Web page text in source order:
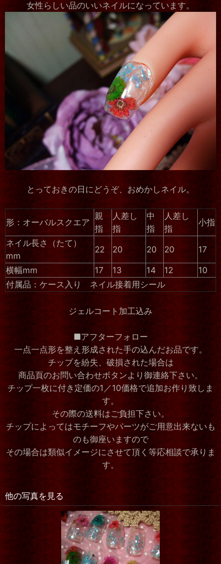
女性らしい品のいいネイルになっています。
とっておきの日にどうぞ、おめかしネイル。
形：オーバルスクエア
親
指
人差し
指
中
指
人差し
指
小指
ネイル長さ（たて）
mm
22 20 20 20 17
横幅mm 17 13 14 12
10
付属品：ケース入り ネイル接着用シール
ジェルコート加工込み
■アフターフォロー
一点一点形を整え形成された手の込んだお品です。
チップを紛失、破損された場合は
商品頁のお問い合わせボタンより御連絡下さい。
チップ一枚に付き定価の1／10価格で追加お作り致しま
す。
その際の送料はご負担下さい。
チップによってはモチーフやパーツがご用意出来ないも
のも御座いますので
その場合は類似イメージにさせて頂く等応相談で承りま
す。
他の写真を見る